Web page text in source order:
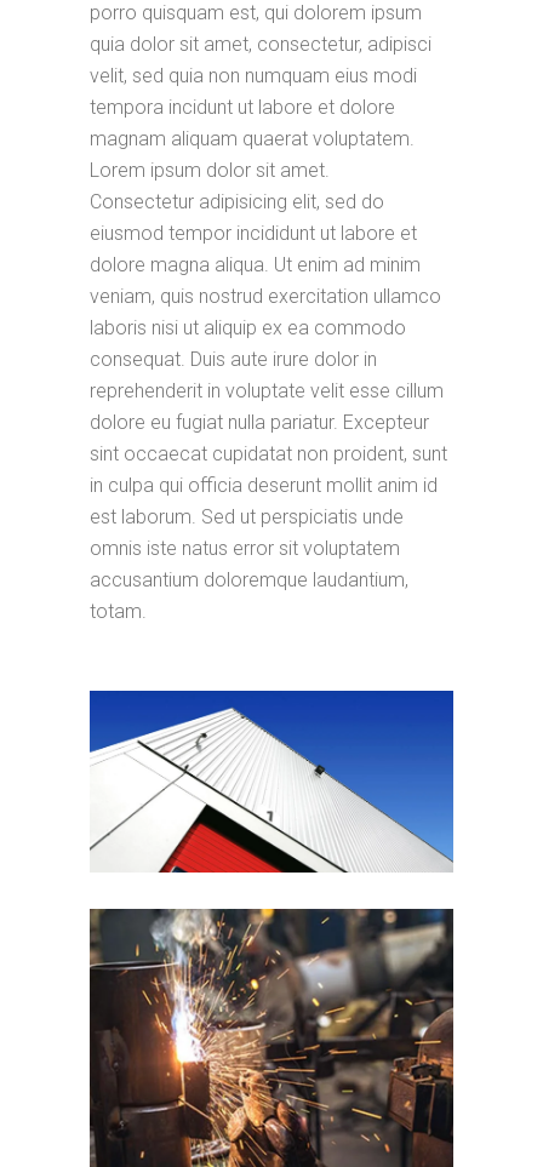
porro quisquam est, qui dolorem ipsum
quia dolor sit amet, consectetur, adipisci
velit, sed quia non numquam eius modi
tempora incidunt ut labore et dolore
magnam aliquam quaerat voluptatem.
Lorem ipsum dolor sit amet.
Consectetur adipisicing elit, sed do
eiusmod tempor incididunt ut labore et
dolore magna aliqua. Ut enim ad minim
veniam, quis nostrud exercitation ullamco
laboris nisi ut aliquip ex ea commodo
consequat. Duis aute irure dolor in
reprehenderit in voluptate velit esse cillum
dolore eu fugiat nulla pariatur. Excepteur
sint occaecat cupidatat non proident, sunt
in culpa qui officia deserunt mollit anim id
est laborum. Sed ut perspiciatis unde
omnis iste natus error sit voluptatem
accusantium doloremque laudantium,
totam.